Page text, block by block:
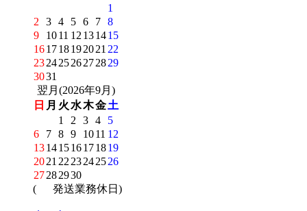
1
2
3 4 5 6 7 8
9
1011 12 131415
161718192021 22
23242526272829
3031
翌月(2026年9月)
日 月 火 水木金土
1
2 3 4
5
6
7 8 9 1011 12
13141516171819
2021 22 23242526
27282930
(
発送業務休日)